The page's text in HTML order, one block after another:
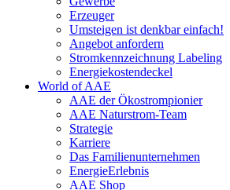
Erzeuger
Umsteigen ist denkbar einfach!
Angebot anfordern
Stromkennzeichnung Labeling
Energiekostendeckel
World of AAE
AAE der Ökostrompionier
AAE Naturstrom-Team
Strategie
Karriere
Das Familienunternehmen
EnergieErlebnis
AAE Shop